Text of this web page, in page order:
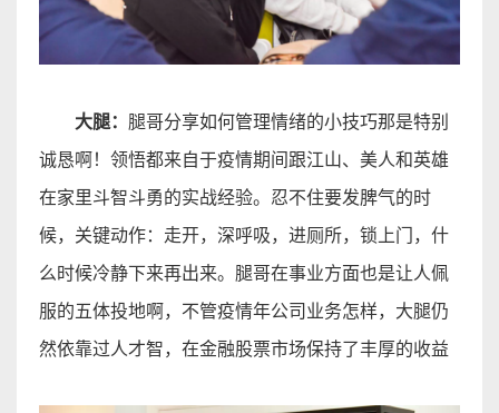
大腿： 腿哥分享如何管理情绪的小技巧那是特别
诚恳啊！领悟都来自于疫情期间跟江山、美人和英雄
在家里斗智斗勇的实战经验。忍不住要发脾气的时
候，关键动作：走开，深呼吸，进厕所，锁上门，什
么时候冷静下来再出来。 腿哥在事业方面也是让人佩
服的五体投地啊，不管疫情年公司业务怎样，大腿仍
然依靠过人才智，在金融股票市场保持了丰厚的收益